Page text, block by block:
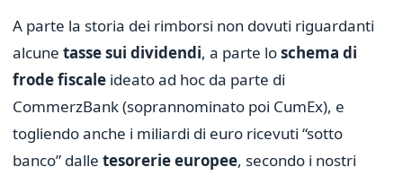
A parte la storia dei rimborsi non dovuti riguardanti
alcune tasse sui dividendi, a parte loschema di
frode fiscale ideato ad hoc da parte di
CommerzBank (soprannominato poi CumEx), e
togliendo anche i miliardi di euro ricevuti “sotto
banco” dalle tesorerie europee, secondo i nostri